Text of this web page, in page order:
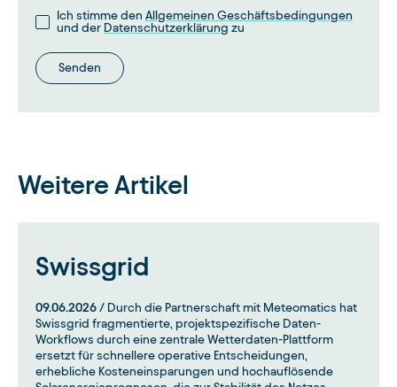
Ich stimme den Allgemeinen Geschäftsbedingungen
und der Datenschutzerklärung zu
Senden
Weitere Artikel
Swissgrid
09.06.2026 / Durch die Partnerschaft mit Meteomatics hat
Swissgrid fragmentierte, projektspezifische Daten-
Workflows durch eine zentrale Wetterdaten-Plattform
ersetzt für schnellere operative Entscheidungen,
erhebliche Kosteneinsparungen und hochauflösende